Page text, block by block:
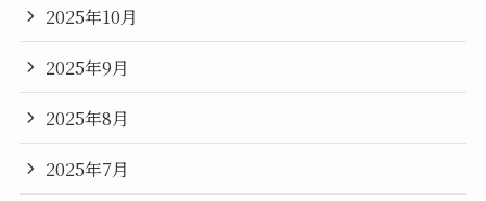
2025年10月
2025年9月
2025年8月
2025年7月